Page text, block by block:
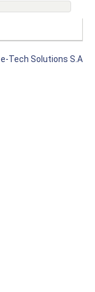
e-Tech Solutions S.A